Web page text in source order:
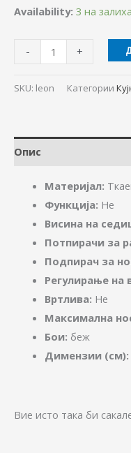
Availability: 3 на залиха
- +
SKU: leon Категории
Опис
Материјал:
Функција: Не
Висина на
Потпирачи за
Подпирач за
Регулирање на
Вртлива: Не
Максимална
Бои: беж
Димензии (см):
Вие исто така би